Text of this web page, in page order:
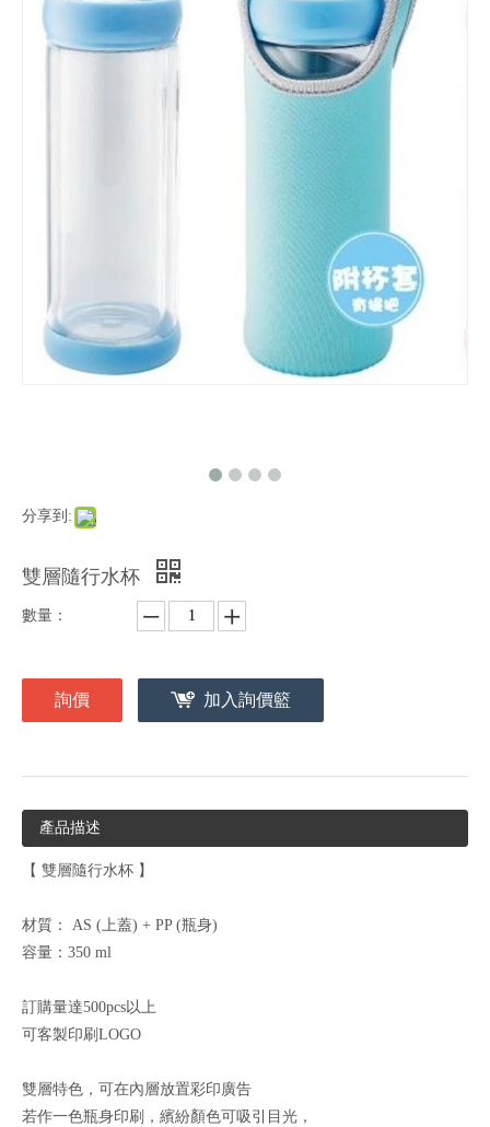
分享到:
雙層隨行水杯
數量：
詢價 加入詢價籃
產品描述
【 雙層隨行水杯 】
材質： AS (上蓋) + PP (瓶身)
容量：350 ml
訂購量達500pcs以上
可客製印刷LOGO
雙層特色，可在內層放置彩印廣告
若作一色瓶身印刷，繽紛顏色可吸引目光，